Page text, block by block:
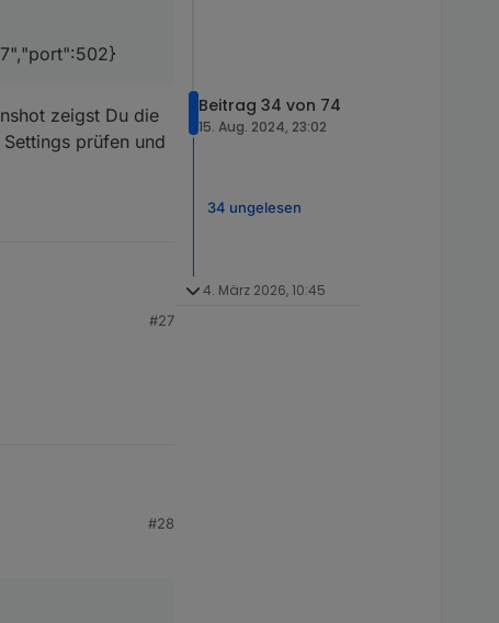
zeigst Du die
prüfen und
Du die
#27
#28
Beitrag 34 von 74
15. Aug. 2024, 23:02
34 ungelesen
4. März 2026, 10:45